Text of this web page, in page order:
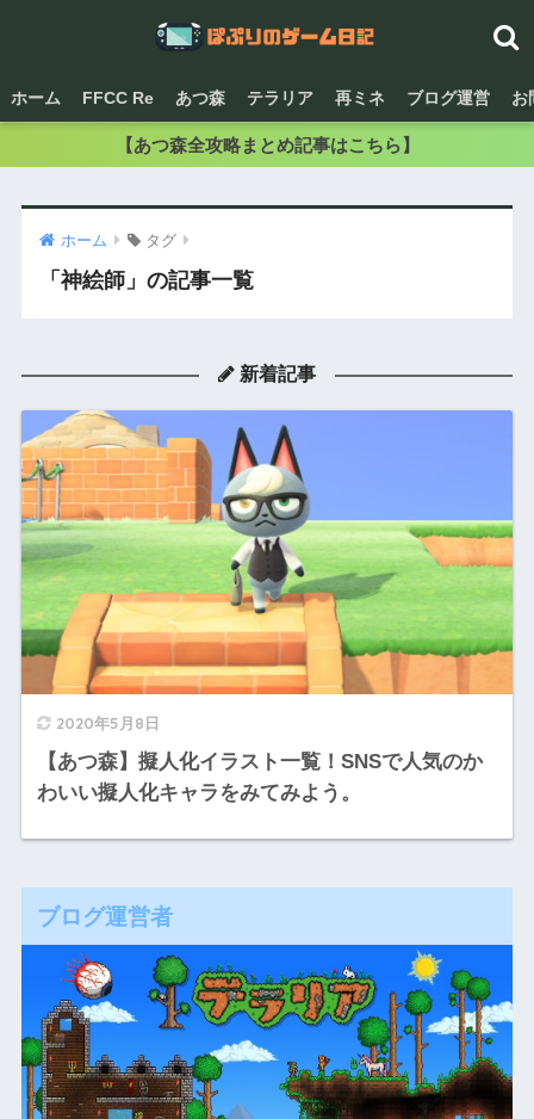
ホーム FFCC Re あつ森 テラリア 再ミネ ブログ運営 お
【あつ森全攻略まとめ記事はこちら】
ホーム タグ
「神絵師」の記事一覧
新着記事
2020年5月8日
【あつ森】擬人化イラスト一覧！SNSで人気のか
わいい擬人化キャラをみてみよう。
ブログ運営者